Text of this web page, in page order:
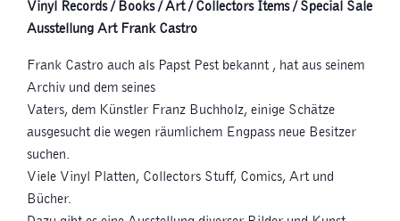
Vinyl Records / Books / Art / Collectors Items / Special Sale
Ausstellung Art Frank Castro
Frank Castro auch als Papst Pest bekannt , hat aus seinem
Archiv und dem seines
Vaters, dem Künstler Franz Buchholz, einige Schätze
ausgesucht die wegen räumlichem Engpass neue Besitzer
suchen.
Viele Vinyl Platten, Collectors Stuff, Comics, Art und
Bücher.